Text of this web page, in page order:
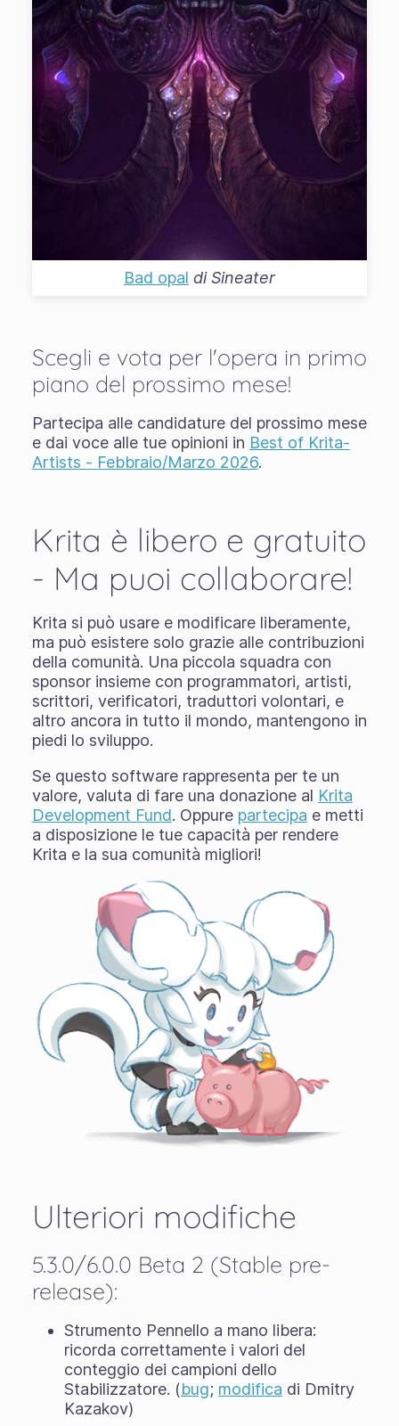
Bad opal diSineater
Scegli e vota per l'opera in primo
piano del prossimo mese!
Partecipa alle candidature del prossimo mese
e dai voce alle tue opinioni in Best of Krita-
Artists - Febbraio/Marzo 2026.
Krita è libero e gratuito
- Ma puoi collaborare!
Krita si può usare e modificare liberamente,
ma può esistere solo grazie alle contribuzioni
della comunità. Una piccola squadra con
sponsor insieme con programmatori, artisti,
scrittori, verificatori, traduttori volontari, e
altro ancora in tutto il mondo, mantengono in
piedi lo sviluppo.
Se questo software rappresenta per te un
valore, valuta di fare una donazione al Krita
Development Fund. Oppure partecipa e metti
a disposizione le tue capacità per rendere
Krita e la sua comunità migliori!
Ulteriori modifiche
5.3.0/6.0.0 Beta 2 (Stable pre-
release):
Strumento Pennello a mano libera:
ricorda correttamente i valori del
conteggio dei campioni dello
Stabilizzatore. (bug; modifica di Dmitry
Kazakov)